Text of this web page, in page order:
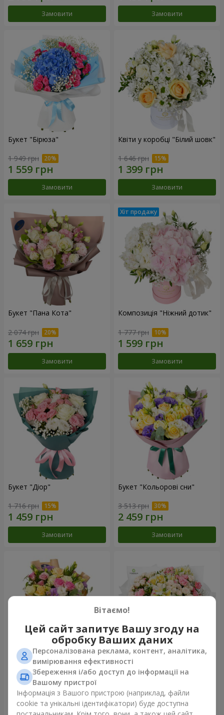
Замовити Замовити
Букет "Бірюза"
1 949 грн
Замовити
Квіти у коробці "Білий шовк"
1 646 грн
Замовити
Букет "Пана Кота"
2 074 грн
Замовити
Композиція "Ніжний дотик"
1 777 грн
Замовити
Букет "Діор"
1 716 грн
Замовити
Букет "Кольорові сни"
3 513 грн
Замовити
Букет "Квіткове Selfie!"
2 116 грн
Замовити
Букет "Хрещатик"
Замовити
Вітаємо!
Цей сайт запитує Вашу згоду на
обробку Ваших даних
Персоналізована реклама, контент, аналітика,
вимірювання ефективності
Збереження і/або доступ до інформації на
Вашому пристрої
Інформація з Вашого пристрою (наприклад, файли
cookie та унікальні ідентифікатори) буде доступна